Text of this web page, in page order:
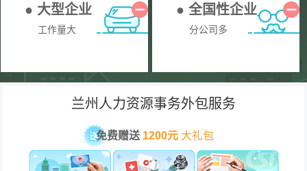
● 大型企业
工作量大
● 全国性企业
分公司多
兰州人力资源事务外包服务
免费赠送 1200元 大礼包